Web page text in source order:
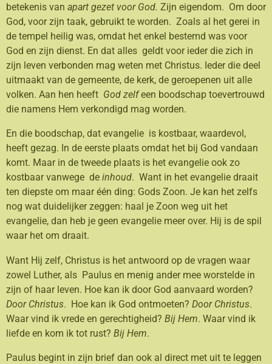
betekenis van apart gezet voor God. Zijn eigendom. Om door
God, voor zijn taak, gebruikt te worden. Zoals al het gerei in
de tempel heilig was, omdat het enkel bestemd was voor
God en zijn dienst. En dat alles geldt voor ieder die zich in
zijn leven verbonden mag weten met Christus. Ieder die deel
uitmaakt van de gemeente, de kerk, de geroepenen uit alle
volken. Aan hen heeft God zelfeen boodschap toevertrouwd
die namens Hem verkondigd mag worden.
En die boodschap, dat evangelie is kostbaar, waardevol,
heeft gezag. In de eerste plaats omdat het bij God vandaan
komt. Maar in de tweede plaats is het evangelie ook zo
kostbaar vanwege de inhoud. Want in het evangelie draait
ten diepste om maar één ding: Gods Zoon. Je kan het zelfs
nog wat duidelijker zeggen: haal je Zoon weg uit het
evangelie, dan heb je geen evangelie meer over. Hij is de spil
waar het om draait.
Want Hij zelf, Christus is het antwoord op de vragen waar
zowel Luther, als Paulus en menig ander mee worstelde in
zijn of haar leven. Hoe kan ik door God aanvaard worden?
Door Christus. Hoe kan ik God ontmoeten? Door Christus.
Waar vind ik vrede en gerechtigheid? Bij Hem. Waar vind ik
liefde en kom ik tot rust? Bij Hem.
Paulus begint in zijn brief dan ook al direct met uit te leggen